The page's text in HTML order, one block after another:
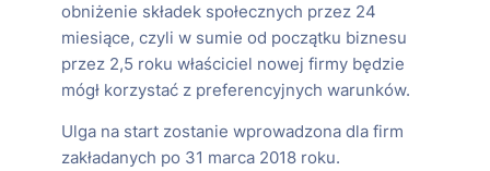
obniżenie składek społecznych przez 24
miesiące, czyli w sumie od początku biznesu
przez 2,5 roku właściciel nowej firmy będzie
mógł korzystać z preferencyjnych warunków.
Ulga na start zostanie wprowadzona dla firm
zakładanych po 31 marca 2018 roku.